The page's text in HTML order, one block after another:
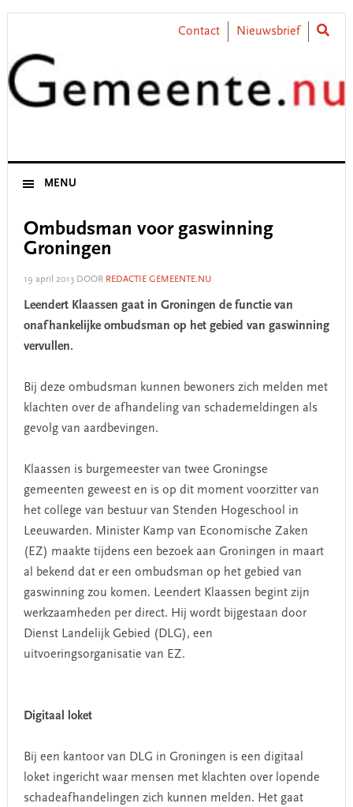
Skip
primary
navigation
Skip
content
Skip
primary
sidebar
Skip
footer
Contact Nieuwsbrief
MENU
Ombudsman voor gaswinning
Groningen
19 april 2013DOOR REDACTIE GEMEENTE.NU
Leendert Klaassen gaat in Groningen de functie van
onafhankelijke ombudsman op het gebied van gaswinning
vervullen.
Bij deze ombudsman kunnen bewoners zich melden met
klachten over de afhandeling van schademeldingen als
gevolg van aardbevingen.
Klaassen is burgemeester van twee Groningse
gemeenten geweest en is op dit moment voorzitter van
het college van bestuur van Stenden Hogeschool in
Leeuwarden. Minister Kamp van Economische Zaken
(EZ) maakte tijdens een bezoek aan Groningen in maart
al bekend dat er een ombudsman op het gebied van
gaswinning zou komen. Leendert Klaassen begint zijn
werkzaamheden per direct. Hij wordt bijgestaan door
Dienst Landelijk Gebied (DLG), een
uitvoeringsorganisatie van EZ.
Digitaal loket
Bij een kantoor van DLG in Groningen is een digitaal
loket ingericht waar mensen met klachten over lopende
schadeafhandelingen zich kunnen melden. Het gaat